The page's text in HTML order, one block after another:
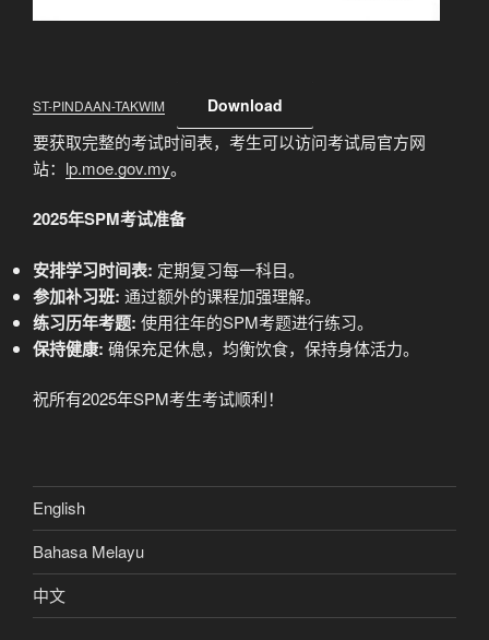
ST-PINDAAN-TAKWIM Download
要获取完整的考试时间表，考生可以访问考试局官方网
站： lp.moe.gov.my。
2025年SPM考试准备
安排学习时间表: 定期复习每一科目。
参加补习班: 通过额外的课程加强理解。
练习历年考题: 使用往年的SPM考题进行练习。
保持健康: 确保充足休息，均衡饮食，保持身体活力。
祝所有2025年SPM考生考试顺利！
English
Bahasa Melayu
中文